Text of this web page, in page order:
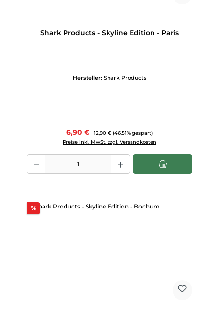
Shark Products - Skyline Edition - Paris
Hersteller: Shark Products
Verkaufspreis:
6,90 € Regulärer Preis:
12,90 € (46.51% gespart)
Preise inkl. MwSt. zzgl. Versandkosten
Produkt Anzahl: Gib den gewünschten Wert ein oder benutze die
%Rabatt